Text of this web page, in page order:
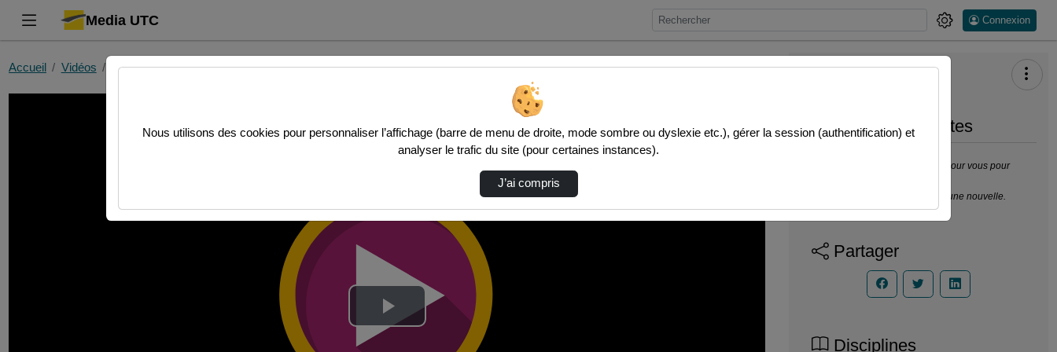
Media UTC Connexion
Accueil Vidéos P24_DD02_GroupeC5
Lire
Prendre des notes
Il n’y a pas de note disponible pour vous pour
Connectez-vous pour en créer une nouvelle.
Partager
Disciplines
Nous utilisons des cookies pour personnaliser l’affichage (barre de menu de droite, mode sombre ou dyslexie etc.), gérer la session (authentification) et
analyser le trafic du site (pour certaines instances).
J’ai compris